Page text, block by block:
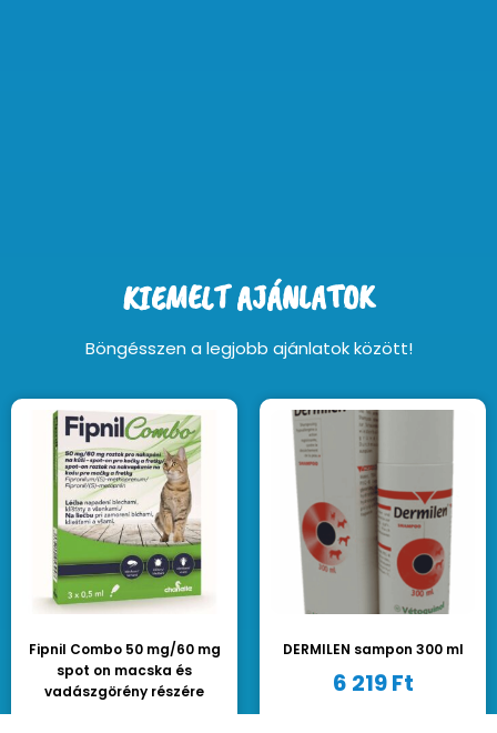
KIEMELT AJÁNLATOK
Böngésszen a legjobb ajánlatok között!
Fipnil Combo 50 mg/60 mg
spot on macska és
vadászgörény részére
DERMILEN sampon 300 ml
6 219Ft